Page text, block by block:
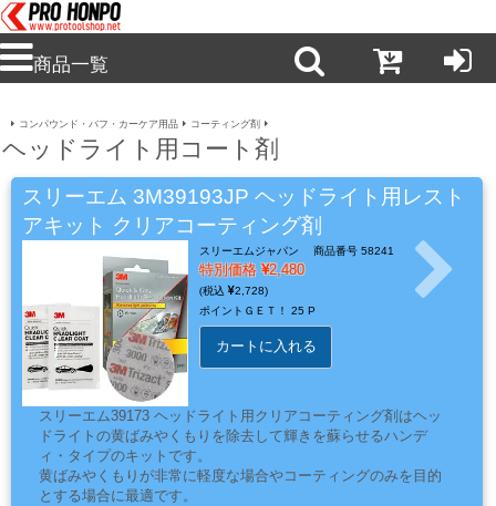
新
商
品・
注
目
塗
料・
剤・
商品一覧
コンパウンド・バフ・カーケア用品 コーティング剤
ヘッドライト用コート剤
スリーエム 3M39193JP ヘッドライト用レスト
アキット クリアコーティング剤
スリーエムジャパン 商品番号 58241
特別価格 2,480
2,728
ポイントＧＥＴ！ 25 P
カートに入れる
スリーエム39173 ヘッドライト用クリアコーティング剤はヘッ
ドライトの黄ばみやくもりを除去して輝きを蘇らせるハンデ
ィ・タイプのキットです。
黄ばみやくもりが非常に軽度な場合やコーティングのみを目的
とする場合に最適です。